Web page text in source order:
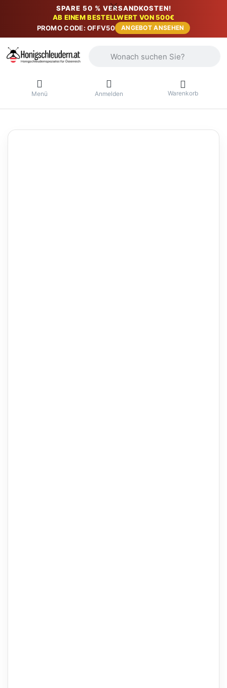
SPARE 50 % VERSANDKOSTEN!
AB EINEM BESTELLWERT VON 500€
PROMO CODE: OFFV50
ANGEBOT ANSEHEN
Menü Anmelden Warenkorb